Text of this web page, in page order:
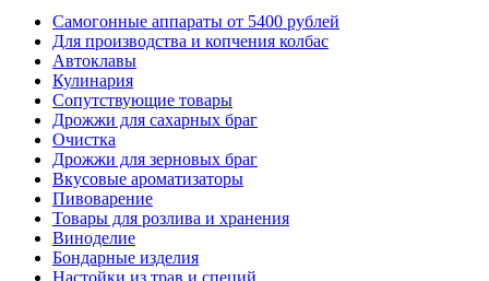
Самогонные аппараты от 5400 рублей
Для производства и копчения колбас
Автоклавы
Кулинария
Сопутствующие товары
Дрожжи для сахарных браг
Очистка
Дрожжи для зерновых браг
Вкусовые ароматизаторы
Пивоварение
Товары для розлива и хранения
Виноделие
Бондарные изделия
Настойки из трав и специй